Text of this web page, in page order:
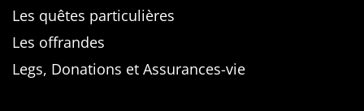
Les quêtes particulières
Les offrandes
Legs, Donations et Assurances-vie